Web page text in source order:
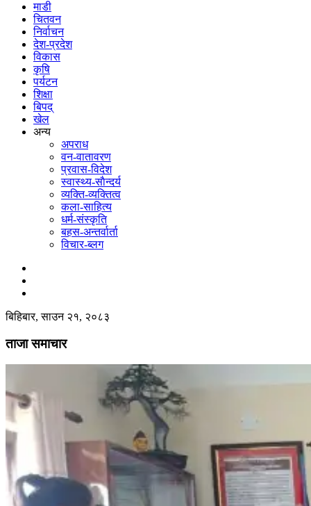
माडी
चितवन
निर्वाचन
देश-प्रदेश
विकास
कृषि
पर्यटन
शिक्षा
बिपद्
खेल
अन्य
अपराध
वन-वातावरण
प्रवास-विदेश
स्वास्थ्य-साैन्दर्य
व्यक्ति-व्यक्तित्व
कला-साहित्य
धर्म-संस्कृति
बहस-अन्तर्वार्ता
विचार-ब्लग
बिहिबार, साउन २१, २०८३
ताजा समाचार